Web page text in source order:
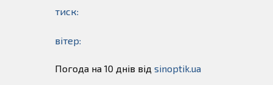
тиск:
вітер:
Погода на 10 днів від sinoptik.ua